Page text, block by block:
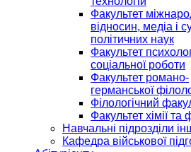
Факультет
відносин, медіа і
політичних наук
Факультет
соціальної роботи
Факультет романо-
германської
Філологічний
Факультет хімії та
Навчальні підрозділи
Кафедра військової